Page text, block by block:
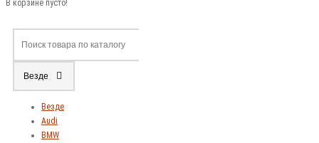
В корзине пусто!
Везде
Везде
Audi
BMW